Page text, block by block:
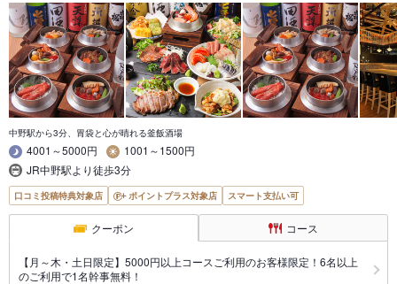
中野駅から3分、胃袋と心が晴れる釜飯酒場
4001～5000円
1001～1500円
JR中野駅より徒歩3分
口コミ投稿特典対象店 ポイントプラス対象店 スマート支払い可
クーポン コース
【月～木・土日限定】5000円以上コースご利用のお客様限定！6名以上
のご利用で1名幹事無料！